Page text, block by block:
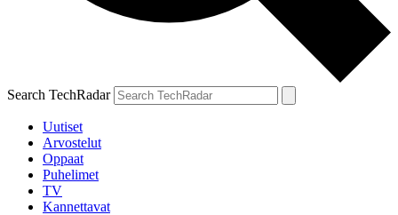
Search TechRadar
Uutiset
Arvostelut
Oppaat
Puhelimet
TV
Kannettavat